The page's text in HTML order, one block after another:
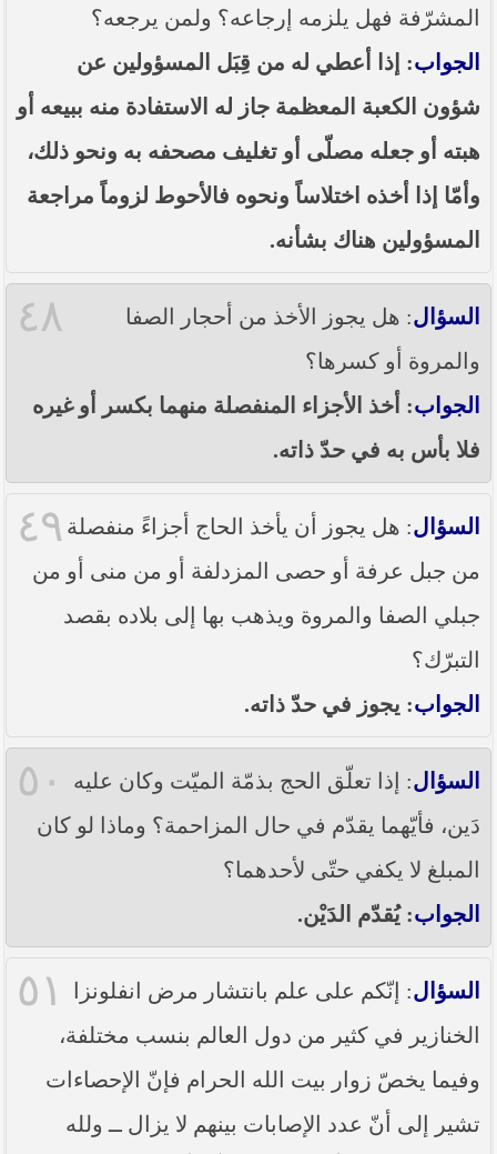
المشرّفة فهل يلزمه إرجاعه؟ ولمن يرجعه؟
الجواب: إذا أعطي له من قِبَل المسؤولين عن
شؤون الكعبة المعظمة جاز له الاستفادة منه ببيعه أو
هبته أو جعله مصلّى أو تغليف مصحفه به ونحو ذلك،
وأمّا إذا أخذه اختلاساً ونحوه فالأحوط لزوماً مراجعة
المسؤولين هناك بشأنه.
٤٨ السؤال: هل يجوز الأخذ من أحجار الصفا
والمروة أو كسرها؟
الجواب: أخذ الأجزاء المنفصلة منهما بكسر أو غيره
فلا بأس به في حدّ ذاته.
٤٩ السؤال: هل يجوز أن يأخذ الحاج أجزاءً منفصلة
من جبل عرفة أو حصى المزدلفة أو من منى أو من
جبلي الصفا والمروة ويذهب بها إلى بلاده بقصد
التبرّك؟
الجواب: يجوز في حدّ ذاته.
٥٠ السؤال: إذا تعلّق الحج بذمّة الميّت وكان عليه
دَين، فأيّهما يقدّم في حال المزاحمة؟ وماذا لو كان
المبلغ لا يكفي حتّى لأحدهما؟
الجواب: يُقدّم الدَيْن.
٥١ السؤال: إنّكم على علم بانتشار مرض انفلونزا
الخنازير في كثير من دول العالم بنسب مختلفة،
وفيما يخصّ زوار بيت الله الحرام فإنّ الإحصاءات
تشير إلى أنّ عدد الإصابات بينهم لا يزال ــ ولله